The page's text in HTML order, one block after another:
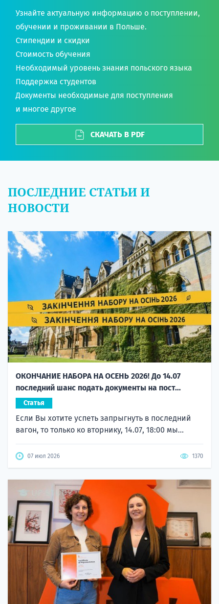
Узнайте актуальную информацию о поступлении,
обучении и проживании в Польше.
Стипендии и скидки
Стоимость обучения
Необходимый уровень знания польского языка
Поддержка студентов
Документы необходимые для поступления
и многое другое
СКАЧАТЬ В PDF
ПОСЛЕДНИЕ СТАТЬИ И
НОВОСТИ
ОКОНЧАНИЕ НАБОРА НА ОСЕНЬ 2026! До 14.07
последний шанс подать документы на пост...
Статья
Если Вы хотите успеть запрыгнуть в последний
вагон, то только ко вторнику, 14.07, 18:00 мы...
07 июл 2026 1370